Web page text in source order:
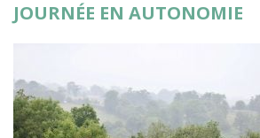
JOURNÉE EN AUTONOMIE